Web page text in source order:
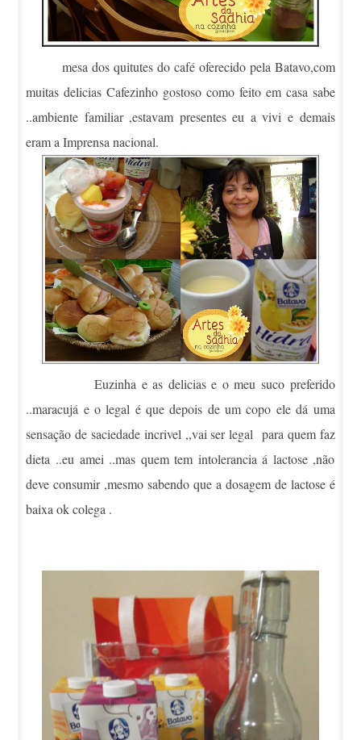
mesa dos quitutes do café oferecido pela Batavo,com
muitas delicias Cafezinho gostoso como feito em casa sabe
..ambiente familiar ,estavam presentes eu a vivi e demais
eram a Imprensa nacional.
Euzinha e as delicias e o meu suco preferido
..maracujá e o legal é que depois de um copo ele dá uma
sensação de saciedade incrivel ,,vai ser legal para quem faz
dieta ..eu amei ..mas quem tem intolerancia á lactose ,não
deve consumir ,mesmo sabendo que a dosagem de lactose é
baixa ok colega .